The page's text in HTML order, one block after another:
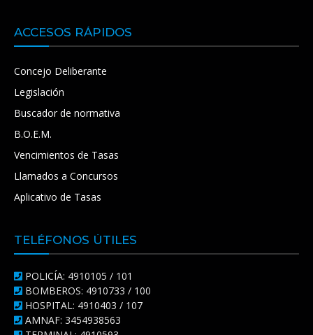
ACCESOS RÁPIDOS
Concejo Deliberante
Legislación
Buscador de normativa
B.O.E.M.
Vencimientos de Tasas
Llamados a Concursos
Aplicativo de Tasas
TELÉFONOS ÚTILES
POLICÍA: 4910105 / 101
BOMBEROS: 4910733 / 100
HOSPITAL: 4910403 / 107
AMNAF: 3454938563